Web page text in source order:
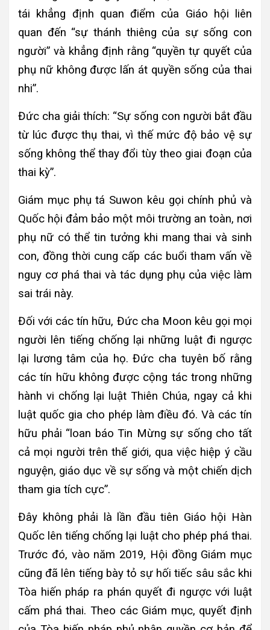
tái khẳng định quan điểm của Giáo hội liên
quan đến “sự thánh thiêng của sự sống con
người” và khẳng định rằng “quyền tự quyết của
phụ nữ không được lấn át quyền sống của thai
nhi”.
Đức cha giải thích: “Sự sống con người bắt đầu
từ lúc được thụ thai, vì thế mức độ bảo vệ sự
sống không thể thay đổi tùy theo giai đoạn của
thai kỳ”.
Giám mục phụ tá Suwon kêu gọi chính phủ và
Quốc hội đảm bảo một môi trường an toàn, nơi
phụ nữ có thể tin tưởng khi mang thai và sinh
con, đồng thời cung cấp các buổi tham vấn về
nguy cơ phá thai và tác dụng phụ của việc làm
sai trái này.
Đối với các tín hữu, Đức cha Moon kêu gọi mọi
người lên tiếng chống lại những luật đi ngược
lại lương tâm của họ. Đức cha tuyên bố rằng
các tín hữu không được cộng tác trong những
hành vi chống lại luật Thiên Chúa, ngay cả khi
luật quốc gia cho phép làm điều đó. Và các tín
hữu phải “loan báo Tin Mừng sự sống cho tất
cả mọi người trên thế giới, qua việc hiệp ý cầu
nguyện, giáo dục về sự sống và một chiến dịch
tham gia tích cực”.
Đây không phải là lần đầu tiên Giáo hội Hàn
Quốc lên tiếng chống lại luật cho phép phá thai.
Trước đó, vào năm 2019, Hội đồng Giám mục
cũng đã lên tiếng bày tỏ sự hối tiếc sâu sắc khi
Tòa hiến pháp ra phán quyết đi ngược với luật
cấm phá thai. Theo các Giám mục, quyết định